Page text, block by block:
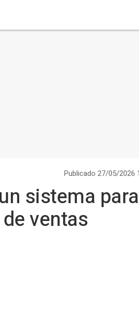
Publicado 27/05/2026
sistema para
ventas